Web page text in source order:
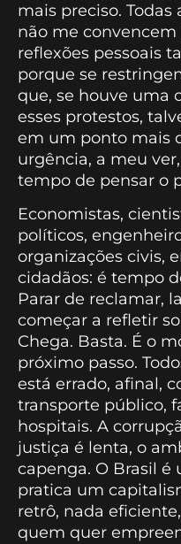
mais preciso. Todas
não me
reflexões pessoais
porque se
que, se houve uma
esses protestos,
em um ponto mais
urgência, a meu
tempo de pensar o
Economistas,
políticos,
organizações civis,
cidadãos: é tempo
Parar de reclamar,
começar a refletir
Chega. Basta. É o
próximo passo.
está errado, afinal,
transporte público,
hospitais. A
justiça é lenta, o
capenga. O Brasil é
pratica um
retrô, nada
quem quer